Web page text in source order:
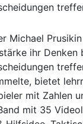
Michael
ihr
bietet
mit Zahlen
mit 35